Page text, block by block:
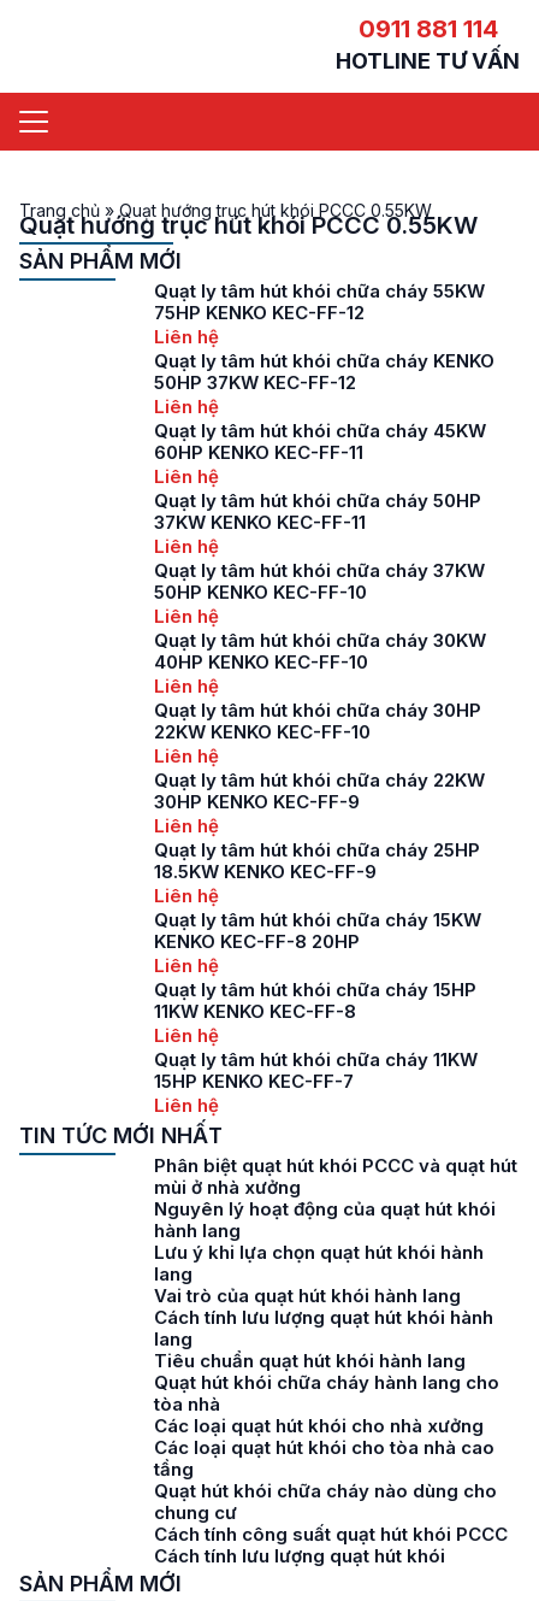
0911 881 114
HOTLINE TƯ VẤN
Trang chủ »Quạt hướng trục hút khói PCCC 0.55KW
Quạt hướng trục hút khói PCCC 0.55KW
SẢN PHẨM MỚI
Quạt ly tâm hút khói chữa cháy 55KW
75HP KENKO KEC-FF-12
Liên hệ
Quạt ly tâm hút khói chữa cháy KENKO
50HP 37KW KEC-FF-12
Liên hệ
Quạt ly tâm hút khói chữa cháy 45KW
60HP KENKO KEC-FF-11
Liên hệ
Quạt ly tâm hút khói chữa cháy 50HP
37KW KENKO KEC-FF-11
Liên hệ
Quạt ly tâm hút khói chữa cháy 37KW
50HP KENKO KEC-FF-10
Liên hệ
Quạt ly tâm hút khói chữa cháy 30KW
40HP KENKO KEC-FF-10
Liên hệ
Quạt ly tâm hút khói chữa cháy 30HP
22KW KENKO KEC-FF-10
Liên hệ
Quạt ly tâm hút khói chữa cháy 22KW
30HP KENKO KEC-FF-9
Liên hệ
Quạt ly tâm hút khói chữa cháy 25HP
18.5KW KENKO KEC-FF-9
Liên hệ
Quạt ly tâm hút khói chữa cháy 15KW
KENKO KEC-FF-8 20HP
Liên hệ
Quạt ly tâm hút khói chữa cháy 15HP
11KW KENKO KEC-FF-8
Liên hệ
Quạt ly tâm hút khói chữa cháy 11KW
15HP KENKO KEC-FF-7
Liên hệ
TIN TỨC MỚI NHẤT
Phân biệt quạt hút khói PCCC và quạt hút
mùi ở nhà xưởng
Nguyên lý hoạt động của quạt hút khói
hành lang
Lưu ý khi lựa chọn quạt hút khói hành
lang
Vai trò của quạt hút khói hành lang
Cách tính lưu lượng quạt hút khói hành
lang
Tiêu chuẩn quạt hút khói hành lang
Quạt hút khói chữa cháy hành lang cho
tòa nhà
Các loại quạt hút khói cho nhà xưởng
Các loại quạt hút khói cho tòa nhà cao
tầng
Quạt hút khói chữa cháy nào dùng cho
chung cư
Cách tính công suất quạt hút khói PCCC
Cách tính lưu lượng quạt hút khói
SẢN PHẨM MỚI